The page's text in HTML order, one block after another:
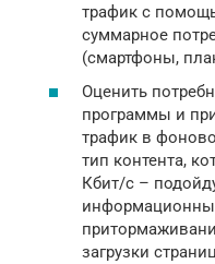
трафик с
суммарное
(смартфоны,
Оценить
программы и
трафик в
тип контента,
Кбит/с –
загрузки